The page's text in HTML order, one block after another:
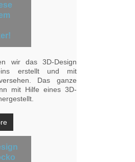
wir das 3D-Design
erstellt und mit
Das ganze
mit Hilfe eines 3D-